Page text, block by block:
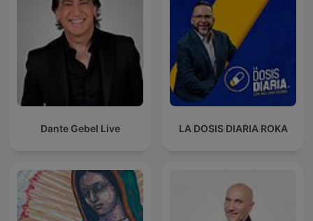
Dante Gebel Live LA DOSIS DIARIA ROKA